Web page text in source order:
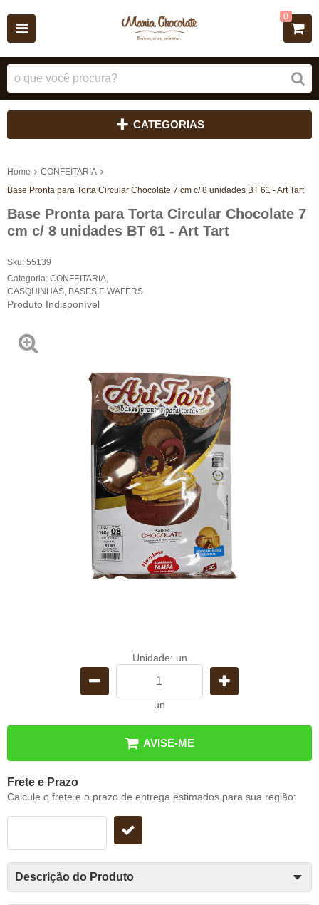
0
CATEGORIAS
Home
CONFEITARIA
Base Pronta para Torta Circular Chocolate 7 cm c/ 8 unidades BT 61 - Art Tart
Base Pronta para Torta Circular Chocolate 7
cm c/ 8 unidades BT 61 - Art Tart
Sku: 55139
Categoria: CONFEITARIA
CASQUINHAS, BASES E WAFERS
Produto Indisponível
Unidade: un
un
AVISE-ME
Frete e Prazo
Calcule o frete e o prazo de entrega estimados para sua região:
Descrição do Produto